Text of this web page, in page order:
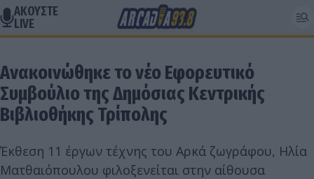
ΑΚΟΥΣΤΕ
LIVE
Ανακοινώθηκε το νέο Εφορευτικό
Συμβούλιο της Δημόσιας Κεντρικής
Βιβλιοθήκης Τρίπολης
Έκθεση 11 έργων τέχνης του Αρκά ζωγράφου, Ηλία
Ματθαιόπουλου φιλοξενείται στην αίθουσα